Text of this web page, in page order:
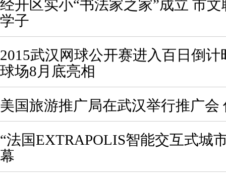
经开区实小“书法家之家”成立 市
学子
2015武汉网球公开赛进入百日倒计
球场8月底亮相
美国旅游推广局在武汉举行推广会
“法国EXTRAPOLIS智能交互式城
幕